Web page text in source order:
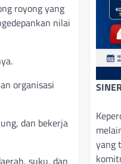
royong yang
nilai
organisasi
dan bekerja
suku, dan
yang